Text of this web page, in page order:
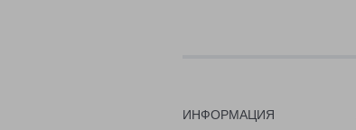
ИНФОРМАЦИЯ